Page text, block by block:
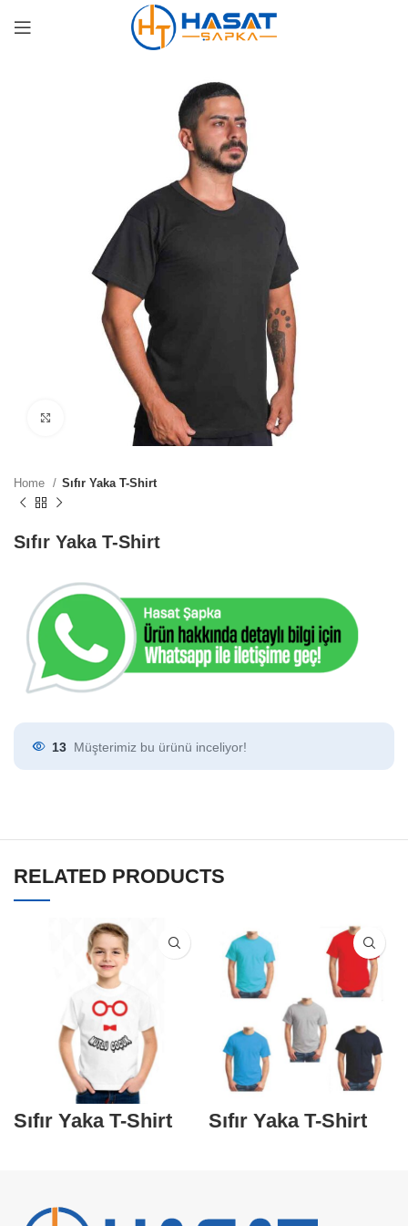
Click to enlarge
Home Sıfır Yaka T-Shirt
Sıfır Yaka T-Shirt
13 Müşterimiz bu ürünü inceliyor!
RELATED PRODUCTS
Sıfır Yaka T-Shirt Sıfır Yaka T-Shirt